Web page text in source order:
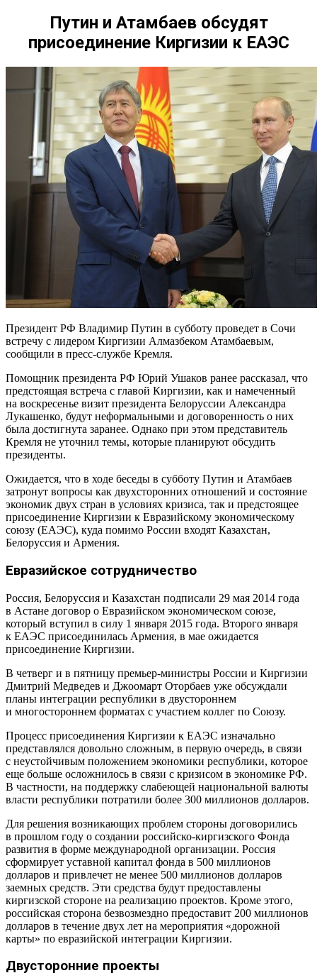
Путин и Атамбаев обсудят
присоединение Киргизии к ЕАЭС
Президент РФ Владимир Путин в субботу проведет в Сочи
встречу с лидером Киргизии Алмазбеком Атамбаевым,
сообщили в пресс-службе Кремля.
Помощник президента РФ Юрий Ушаков ранее рассказал, что
предстоящая встреча с главой Киргизии, как и намеченный
на воскресенье визит президента Белоруссии Александра
Лукашенко, будут неформальными и договоренность о них
была достигнута заранее. Однако при этом представитель
Кремля не уточнил темы, которые планируют обсудить
президенты.
Ожидается, что в ходе беседы в субботу Путин и Атамбаев
затронут вопросы как двухсторонних отношений и состояние
экономик двух стран в условиях кризиса, так и предстоящее
присоединение Киргизии к Евразийскому экономическому
союзу (ЕАЭС), куда помимо России входят Казахстан,
Белоруссия и Армения.
Евразийское сотрудничество
Россия, Белоруссия и Казахстан подписали 29 мая 2014 года
в Астане договор о Евразийском экономическом союзе,
который вступил в силу 1 января 2015 года. Второго января
к ЕАЭС присоединилась Армения, в мае ожидается
присоединение Киргизии.
В четверг и в пятницу премьер-министры России и Киргизии
Дмитрий Медведев и Джоомарт Оторбаев уже обсуждали
планы интеграции республики в двустороннем
и многостороннем форматах с участием коллег по Союзу.
Процесс присоединения Киргизии к ЕАЭС изначально
представлялся довольно сложным, в первую очередь, в связи
с неустойчивым положением экономики республики, которое
еще больше осложнилось в связи с кризисом в экономике РФ.
В частности, на поддержку слабеющей национальной валюты
власти республики потратили более 300 миллионов долларов.
Для решения возникающих проблем стороны договорились
в прошлом году о создании российско-киргизского Фонда
развития в форме международной организации. Россия
сформирует уставной капитал фонда в 500 миллионов
долларов и привлечет не менее 500 миллионов долларов
заемных средств. Эти средства будут предоставлены
киргизской стороне на реализацию проектов. Кроме этого,
российская сторона безвозмездно предоставит 200 миллионов
долларов в течение двух лет на мероприятия «дорожной
карты» по евразийской интеграции Киргизии.
Двусторонние проекты